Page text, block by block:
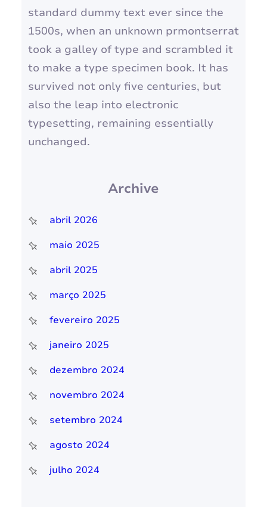
standard dummy text ever since the
1500s, when an unknown prmontserrat
took a galley of type and scrambled it
to make a type specimen book. It has
survived not only five centuries, but
also the leap into electronic
typesetting, remaining essentially
unchanged.
Archive
abril 2026
maio 2025
abril 2025
março 2025
fevereiro 2025
janeiro 2025
dezembro 2024
novembro 2024
setembro 2024
agosto 2024
julho 2024